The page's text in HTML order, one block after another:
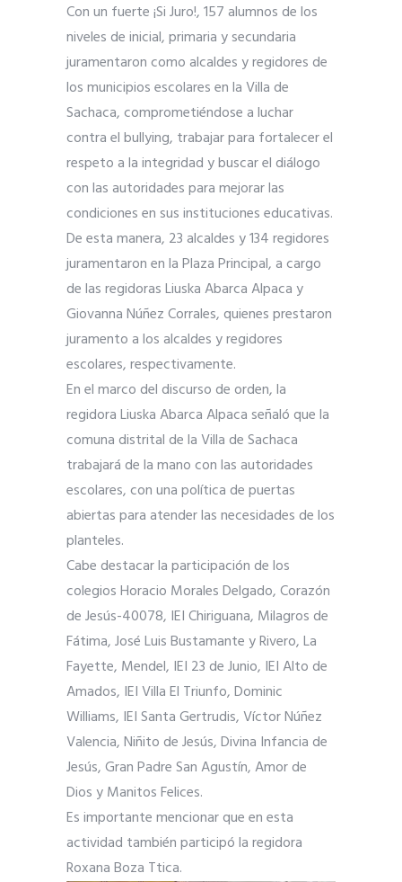
Con un fuerte ¡Si Juro!, 157 alumnos de los
niveles de inicial, primaria y secundaria
juramentaron como alcaldes y regidores de
los municipios escolares en la Villa de
Sachaca, comprometiéndose a luchar
contra el bullying, trabajar para fortalecer el
respeto a la integridad y buscar el diálogo
con las autoridades para mejorar las
condiciones en sus instituciones educativas.
De esta manera, 23 alcaldes y 134 regidores
juramentaron en la Plaza Principal, a cargo
de las regidoras Liuska Abarca Alpaca y
Giovanna Núñez Corrales, quienes prestaron
juramento a los alcaldes y regidores
escolares, respectivamente.
En el marco del discurso de orden, la
regidora Liuska Abarca Alpaca señaló que la
comuna distrital de la Villa de Sachaca
trabajará de la mano con las autoridades
escolares, con una política de puertas
abiertas para atender las necesidades de los
planteles.
Cabe destacar la participación de los
colegios Horacio Morales Delgado, Corazón
de Jesús-40078, IEI Chiriguana, Milagros de
Fátima, José Luis Bustamante y Rivero, La
Fayette, Mendel, IEI 23 de Junio, IEI Alto de
Amados, IEI Villa El Triunfo, Dominic
Williams, IEI Santa Gertrudis, Víctor Núñez
Valencia, Niñito de Jesús, Divina Infancia de
Jesús, Gran Padre San Agustín, Amor de
Dios y Manitos Felices.
Es importante mencionar que en esta
actividad también participó la regidora
Roxana Boza Ttica.